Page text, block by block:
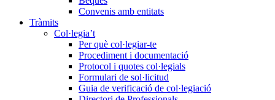
Convenis amb entitats
Tràmits
Col·legia’t
Per què col·legiar-te
Procediment i documentació
Protocol i quotes col·legials
Formulari de sol·licitud
Guia de verificació de col·legiació